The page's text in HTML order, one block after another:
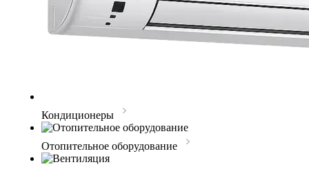
Кондиционеры
Отопительное оборудование